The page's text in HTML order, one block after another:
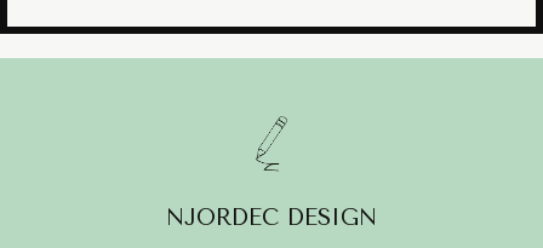
NJORDEC DESIGN